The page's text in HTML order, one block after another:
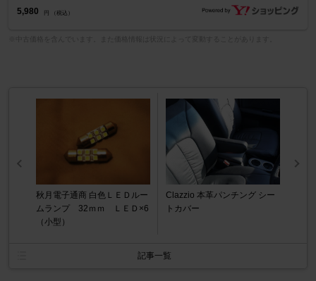
5,980 円 （税込）
秋月電子通商 白色ＬＥＤルー
ムランプ 32ｍｍ ＬＥＤ×6
（小型）
Clazzio 本革パンチング シー
トカバー
記事一覧